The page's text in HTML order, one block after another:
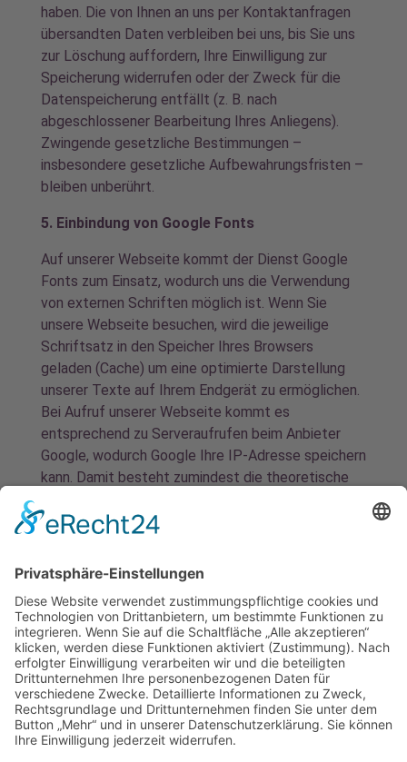
haben. Die von Ihnen an uns per Kontaktanfragen
übersandten Daten verbleiben bei uns, bis Sie uns
zur Löschung auffordern, Ihre Einwilligung zur
Speicherung widerrufen oder der Zweck für die
Datenspeicherung entfällt (z. B. nach
abgeschlossener Bearbeitung Ihres Anliegens).
Zwingende gesetzliche Bestimmungen –
insbesondere gesetzliche Aufbewahrungsfristen –
bleiben unberührt.
5. Einbindung von Google Fonts
Auf unserer Webseite kommt der Dienst Google
Fonts zum Einsatz, wodurch uns die Verwendung
von externen Schriften möglich ist. Wenn Sie
unsere Webseite besuchen, wird die jeweilige
Schriftsatz in den Speicher Ihres Browsers
geladen (Cache) um eine optimierte Darstellung
unserer Texte auf Ihrem Endgerät zu ermöglichen.
Bei Aufruf unserer Webseite kommt es
entsprechend zu Serveraufrufen beim Anbieter
Google, wodurch Google Ihre IP-Adresse speichern
kann. Damit besteht zumindest die theoretische
einen konkreten Personenbezug zu Ihnen
Anordnungsverfahren). Es ist in der
Rechtsprechung daher anerkannt, dass IP-Adresse
personenbezogene Daten sind. Wir haben keinen
Einfluss auf den Umfang der Datenverarbeitung
durch Google. Eine Datenschutzerklärung mit
weiteren Informationen wird von Google unter der
URL https://policies.google.com/privacy?hl=de
bereitgestellt. Wir benutzen Google Fonts um
unser Webangebot für unsere Nutzer attraktiver